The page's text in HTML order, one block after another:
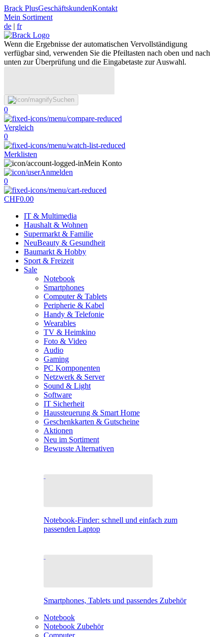
Brack PlusGeschäftskundenKontakt
Mein Sortiment
de | fr
Wenn die Ergebnisse der automatischen Vervollständigung
verfügbar sind, verwenden Sie die Pfeiltasten nach oben und nach
unten zur Überprüfung und die Eingabetaste zur Auswahl.
Suchen
0
Vergleich
0
Merklisten
Mein Konto
Anmelden
0
CHF0.00
IT & Multimedia
Haushalt & Wohnen
Supermarkt & Familie
NeuBeauty & Gesundheit
Baumarkt & Hobby
Sport & Freizeit
Sale
Notebook
Smartphones
Computer & Tablets
Peripherie & Kabel
Handy & Telefonie
Wearables
TV & Heimkino
Foto & Video
Audio
Gaming
PC Komponenten
Netzwerk & Server
Sound & Light
Software
IT Sicherheit
Haussteuerung & Smart Home
Geschenkkarten & Gutscheine
Aktionen
Neu im Sortiment
Bewusste Alternativen
Notebook-Finder: schnell und einfach zum
passenden Laptop
Smartphones, Tablets und passendes Zubehör
Notebook
Notebook Zubehör
Computer